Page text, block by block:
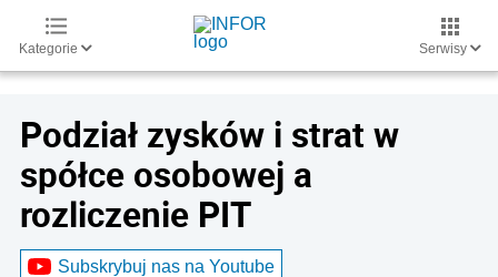
Kategorie Serwisy
Podział zysków i strat w
spółce osobowej a
rozliczenie PIT
Subskrybuj nas na Youtube